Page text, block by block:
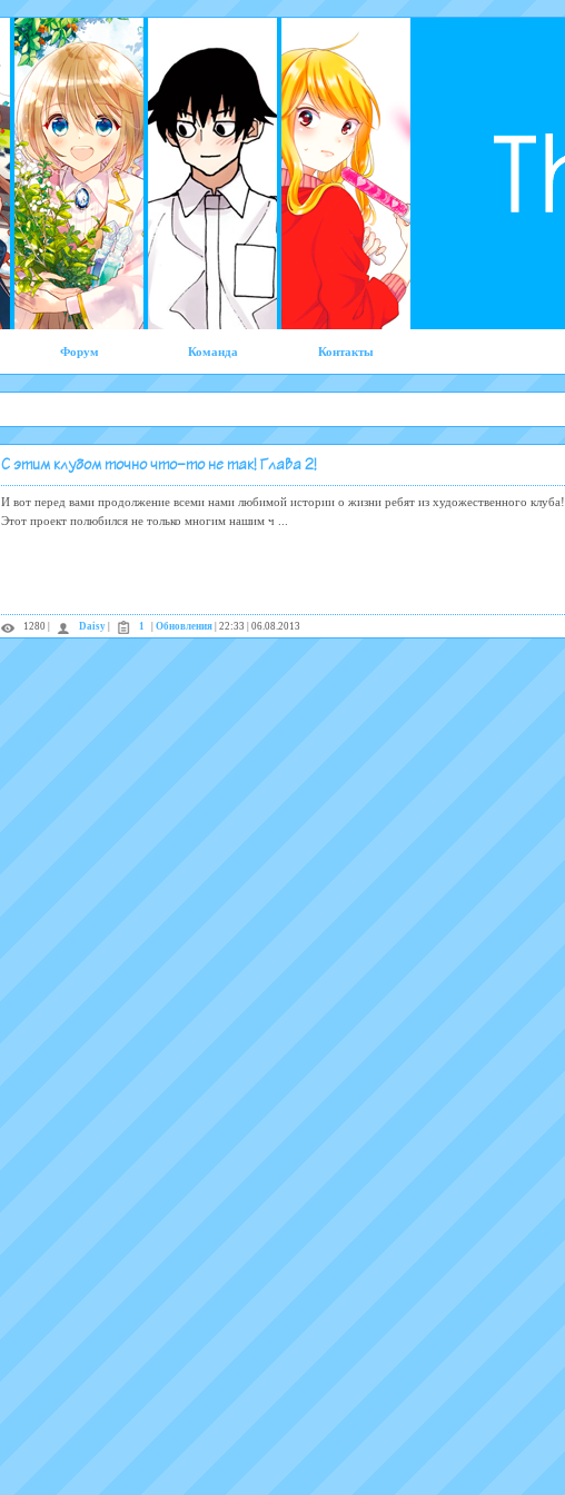
Форум Команда Контакты
С этим клубом точно что-то не так! Глава 2!
И вот перед вами продолжение всеми нами любимой истории о жизни ребят из художественного клуба!
Этот проект полюбился не только многим нашим ч
1280 | Daisy 1 Обновления | 22:33 | 06.08.2013